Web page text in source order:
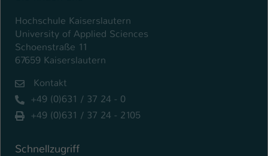
Hochschule Kaiserslautern
University of Applied Sciences
Schoenstraße 11
67659 Kaiserslautern
Kontakt
+49 (0)631 / 37 24 - 0
+49 (0)631 / 37 24 - 2105
Schnellzugriff